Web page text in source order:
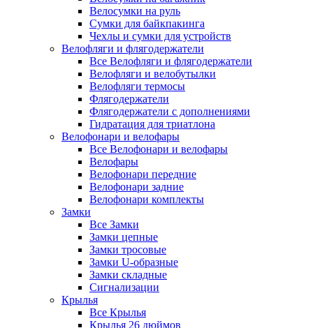
Велосумки на руль
Сумки для байкпакинга
Чехлы и сумки для устройств
Велофляги и флягодержатели
Все Велофляги и флягодержатели
Велофляги и велобутылки
Велофляги термосы
Флягодержатели
Флягодержатели с дополнениями
Гидратация для триатлона
Велофонари и велофары
Все Велофонари и велофары
Велофары
Велофонари передние
Велофонари задние
Велофонари комплекты
Замки
Все Замки
Замки цепные
Замки тросовые
Замки U-образные
Замки складные
Сигнализации
Крылья
Все Крылья
Крылья 26 дюймов